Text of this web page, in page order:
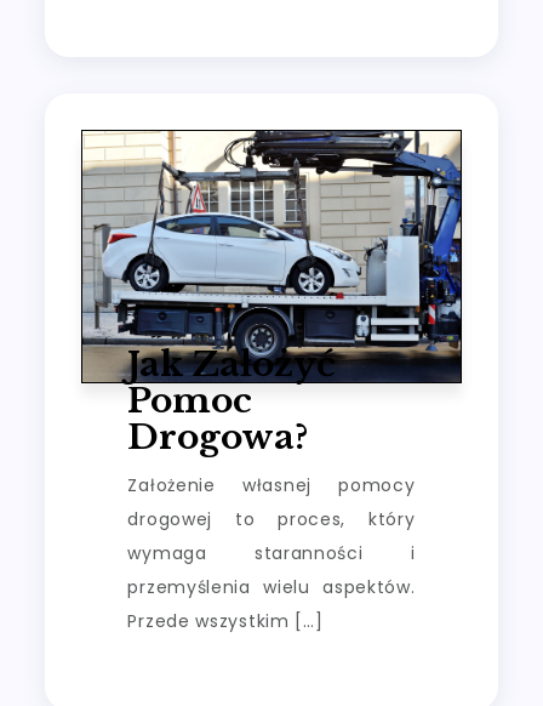
Jak Założyć
Pomoc
Drogowa?
Założenie własnej pomocy
drogowej to proces, który
wymaga staranności i
przemyślenia wielu aspektów.
Przede wszystkim […]